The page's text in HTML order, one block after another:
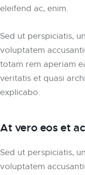
eleifend ac, enim.
Sed ut perspiciatis,
voluptatem
totam rem aperiam
veritatis et quasi
explicabo.
At vero eos et
Sed ut perspiciatis,
voluptatem